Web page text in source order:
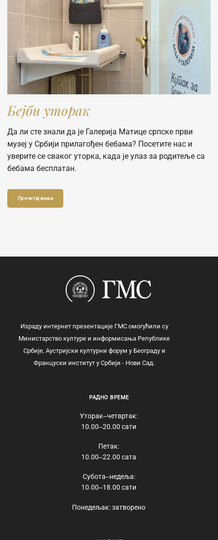
Беjби уторак
Да ли сте знали да је Галерија Матице српске први
музеј у Србији прилагођен бебама? Посетите нас и
уверите се сваког уторка, када је улаз за родитеље са
бебама бесплатан.
Прочитај више
Израду интернет презентације ГМС омогућили су
Министарство културе и информисања Републике
Србије, Аустријски културни форум у Београду и
Француски институт у Србији - Нови Сад.
РАДНО ВРЕМЕ
Уторак‒четвртак:
10.00‒20.00 сати
Петак:
10.00‒22.00 сата
Субота‒недеља:
10.00‒18.00 сати
Понедељак: затворено